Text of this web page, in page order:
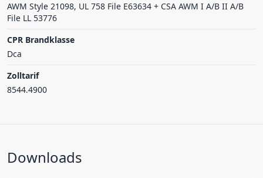
AWM Style 21098, UL 758 File E63634 + CSA AWM I A/B II A/B
File LL 53776
CPR Brandklasse
Dca
Zolltarif
8544.4900
Downloads